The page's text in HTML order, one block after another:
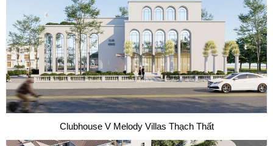
Clubhouse V Melody Villas Thạch Thất